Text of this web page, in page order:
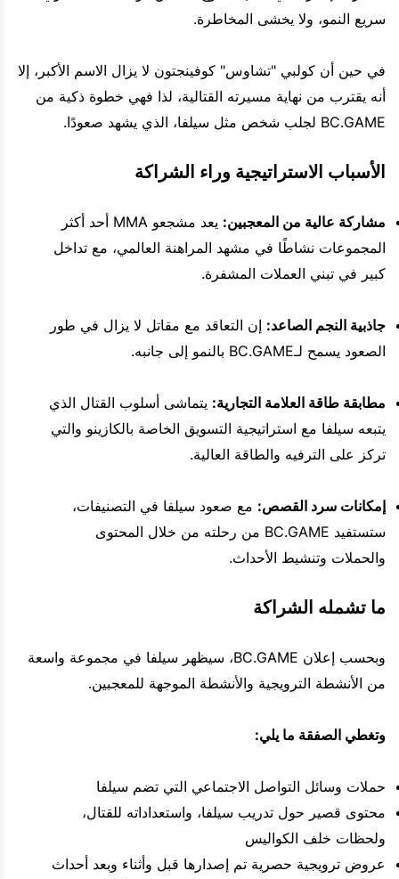
سريع النمو، ولا يخشى المخاطرة.
في حين أن كولبي "تشاوس" كوفينجتون لا يزال الاسم الأكبر، إلا
أنه يقترب من نهاية مسيرته القتالية، لذا فهي خطوة ذكية من
BC.GAME لجلب شخص مثل سيلفا، الذي يشهد صعودًا.
الأسباب الاستراتيجية وراء الشراكة
مشاركة عالية من المعجبين:
يعد مشجعو MMA أحد أكثر
المجموعات نشاطًا في مشهد المراهنة العالمي، مع تداخل
كبير في تبني العملات المشفرة.
جاذبية النجم الصاعد: إن التعاقد مع مقاتل لا يزال في طور
الصعود يسمح لـBC.GAME بالنمو إلى جانبه.
مطابقة طاقة العلامة التجارية: يتماشى أسلوب القتال الذي
يتبعه سيلفا مع استراتيجية التسويق الخاصة بالكازينو والتي
تركز على الترفيه والطاقة العالية.
إمكانات سرد القصص: مع صعود سيلفا في التصنيفات،
ستستفيد BC.GAME من رحلته من خلال المحتوى
والحملات وتنشيط الأحداث.
ما تشمله الشراكة
وبحسب إعلان BC.GAME، سيظهر سيلفا في مجموعة واسعة
من الأنشطة الترويجية والأنشطة الموجهة للمعجبين.
وتغطي الصفقة ما يلي:
حملات وسائل التواصل الاجتماعي التي تضم سيلفا
محتوى قصير حول تدريب سيلفا، واستعداداته للقتال،
ولحظات خلف الكواليس
عروض ترويجية حصرية تم إصدارها قبل وأثناء وبعد أحداث